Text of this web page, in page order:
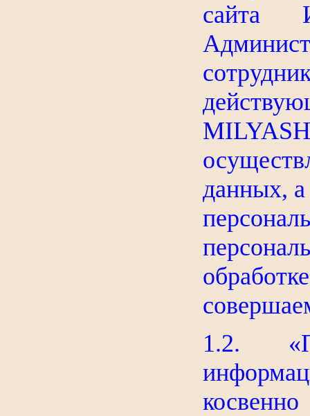
сайта
данных, а
1.2.